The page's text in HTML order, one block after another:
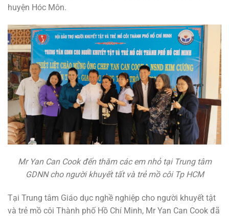
huyện Hóc Môn.
Mr Yan Can Cook đến thăm các em nhỏ tại Trung tâm
GDNN cho người khuyết tất và trẻ mồ côi Tp HCM
Tại Trung tâm Giáo dục nghề nghiệp cho người khuyết tật
và trẻ mồ côi Thành phố Hồ Chí Minh, Mr Yan Can Cook đã